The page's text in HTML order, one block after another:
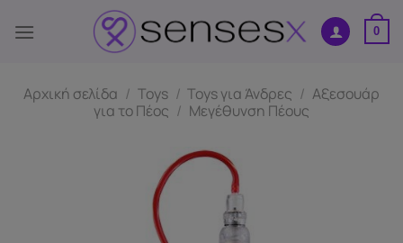
στο
0
Αρχική σελίδα / Toys / Toys για Άνδρες / Αξεσουάρ
για το Πέος / Μεγέθυνση Πέους